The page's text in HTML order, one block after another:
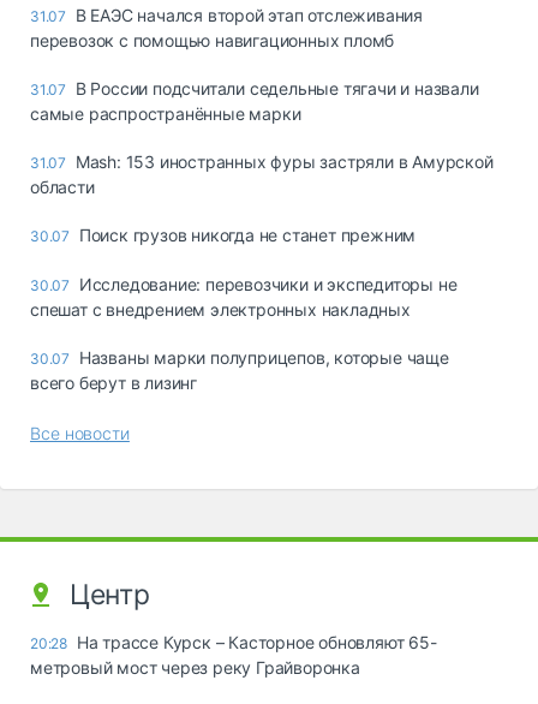
31.07
В ЕАЭС начался второй этап отслеживания
перевозок с помощью навигационных пломб
31.07
В России подсчитали седельные тягачи и назвали
самые распространённые марки
31.07
Mash: 153 иностранных фуры застряли в Амурской
области
30.07 Поиск грузов никогда не станет прежним
30.07
Исследование: перевозчики и экспедиторы не
спешат с внедрением электронных накладных
30.07
Названы марки полуприцепов, которые чаще
всего берут в лизинг
Все новости
Центр
20:28 На трассе Курск – Касторное обновляют 65-
метровый мост через реку Грайворонка